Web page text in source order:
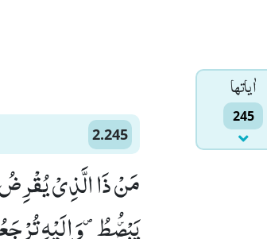
اٰياتها
245
2.245
مَنْ ذَا الَّذِیْ یُقْرِضُ
یَبْصُۜطُ۪-وَ اِلَیْهِ